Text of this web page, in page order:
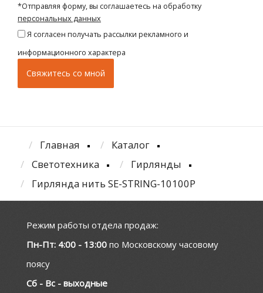
*Отправляя форму, вы соглашаетесь на обработку
персональных данных
Я согласен получать рассылки рекламного и
информационного характера
Главная
Каталог
Светотехника
Гирлянды
Гирлянда нить SE-STRING-10100P
Режим работы отдела продаж:
Пн-Пт: 4:00 - 13:00 по Московскому часовому
поясу
Сб - Вс - выходные